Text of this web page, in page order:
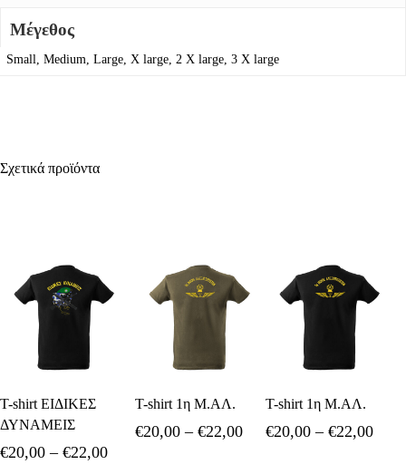
Μέγεθος
Small, Medium, Large, X large, 2 X large, 3 X large
Σχετικά προϊόντα
T-shirt ΕΙΔΙΚΕΣ
ΔΥΝΑΜΕΙΣ
€20,00 – €22,00Price
T-shirt 1η Μ.ΑΛ.
€20,00 – €22,00Price
T-shirt 1η Μ.ΑΛ.
€20,00 – €22,00Price